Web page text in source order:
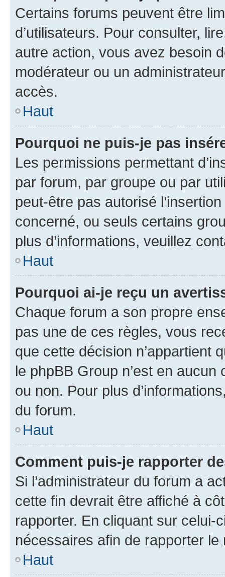
Certains forums peuvent être
d’utilisateurs. Pour consulter,
autre action, vous avez besoin
modérateur ou un
accès.
Haut
Pourquoi ne puis-je pas
Les permissions permettant
par forum, par groupe ou par
peut-être pas autorisé
concerné, ou seuls certains
plus d’informations, veuillez
Haut
Pourquoi ai-je reçu un
Chaque forum a son propre
pas une de ces règles, vous
que cette décision n’appartient
le phpBB Group n’est en
ou non. Pour plus
du forum.
Haut
Comment puis-je rapporter
Si l’administrateur du forum a
cette fin devrait être affiché à
rapporter. En cliquant sur
nécessaires afin de rapporter le
Haut